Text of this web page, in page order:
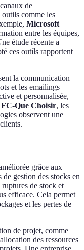
de
comme les
Microsoft
entre les équipes,
étude récente a
ces outils rapportent
la communication
et les emailings
et personnalisée,
Que Choisir, les
observent une
grâce aux
de gestion des stocks en
de stock et
efficace. Cela permet
et les pertes de
de projet, comme
des ressources